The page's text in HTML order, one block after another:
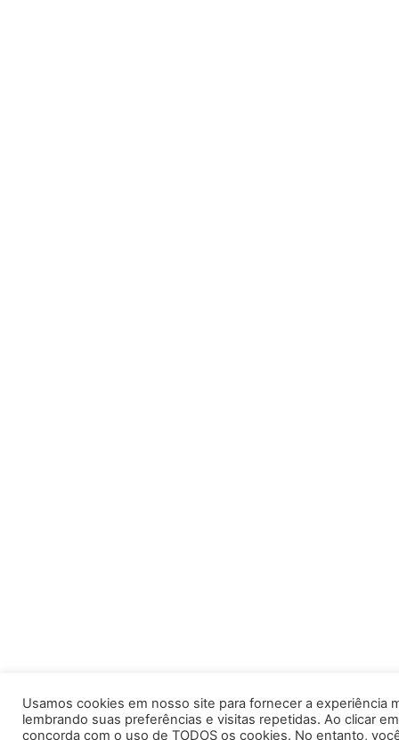
Usamos cookies em nosso site para fornecer a experiência
lembrando suas preferências e visitas repetidas. Ao clicar
concorda com o uso de TODOS os cookies. No entanto,